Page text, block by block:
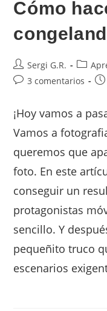
Cómo
Sergi G.R.
3 comentarios
¡Hoy vamos a
Vamos a
queremos que
foto. En este
conseguir un
protagonistas
sencillo. Y
pequeñito truco
escenarios